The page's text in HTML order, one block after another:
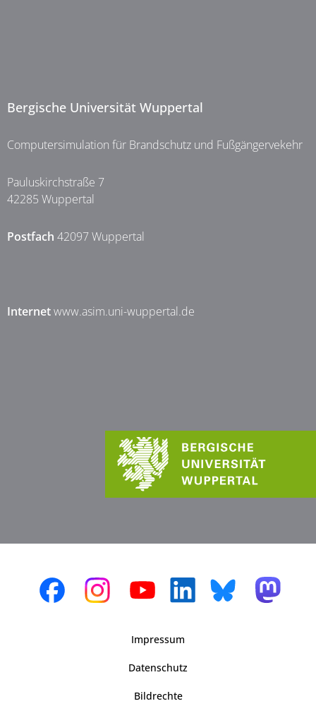
Bergische Universität Wuppertal
Computersimulation für Brandschutz und Fußgängervekehr
Pauluskirchstraße 7
42285 Wuppertal
Postfach 42097 Wuppertal
Internetwww.asim.uni-wuppertal.de
Impressum
Datenschutz
Bildrechte